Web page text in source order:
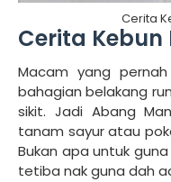
Cerita
Cerita Kebun
Macam yang
bahagian belakang
sikit. Jadi Abang
tanam sayur atau
Bukan apa untuk
tetiba nak guna dah